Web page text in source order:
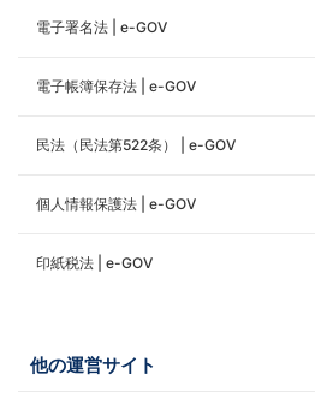
電子署名法 | e-GOV
電子帳簿保存法 | e-GOV
民法（民法第522条） | e-GOV
個人情報保護法 | e-GOV
印紙税法 | e-GOV
他の運営サイト